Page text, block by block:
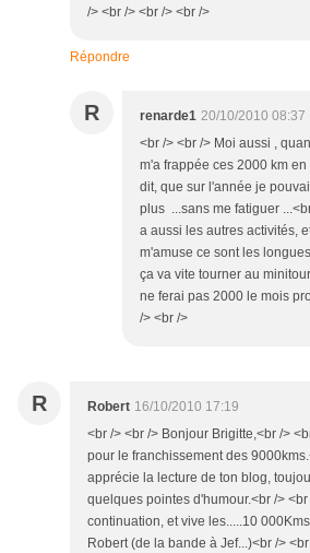
/> <br /> <br /> <br />
Répondre
R renarde1 20/10/2010 08:37
<br /> <br /> Moi aussi ,
m'a frappée ces 2000 km
dit, que sur l'année je
plus ...sans me fatiguer
a aussi les autres activités,
m'amuse ce sont les
ça va vite tourner au
ne ferai pas 2000 le mois
/> <br />
R Robert 16/10/2010 17:19
<br /> <br /> Bonjour Brigitte,<br />
pour le franchissement des
apprécie la lecture de ton blog,
quelques pointes d'humour.<br />
continuation, et vive les.....10
Robert (de la bande à Jef...)<br />